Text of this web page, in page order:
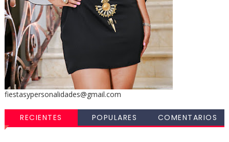
fiestasypersonalidades@gmail.com
RECIENTES POPULARES COMENTARIOS